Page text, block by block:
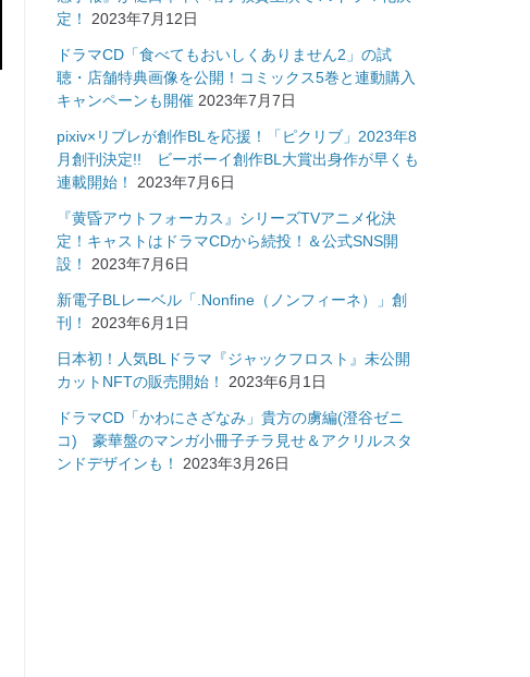
定！
2023年7月12日
ドラマCD「食べてもおいしくありません2」の試
聴・店舗特典画像を公開！コミックス5巻と連動購入
キャンペーンも開催 2023年7月7日
pixiv×リブレが創作BLを応援！「ピクリブ」2023年8
月創刊決定!! ビーボーイ創作BL大賞出身作が早くも
連載開始！
2023年7月6日
『黄昏アウトフォーカス』シリーズTVアニメ化決
定！キャストはドラマCDから続投！＆公式SNS開
設！
2023年7月6日
新電子BLレーベル「.Nonfine（ノンフィーネ）」創
刊！
2023年6月1日
日本初！人気BLドラマ『ジャックフロスト』未公開
カットNFTの販売開始！
2023年6月1日
ドラマCD「かわにさざなみ」貴方の虜編(澄谷ゼニ
コ) 豪華盤のマンガ小冊子チラ見せ＆アクリルスタ
ンドデザインも！
2023年3月26日